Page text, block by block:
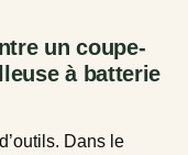
un coupe-
à batterie
Dans le